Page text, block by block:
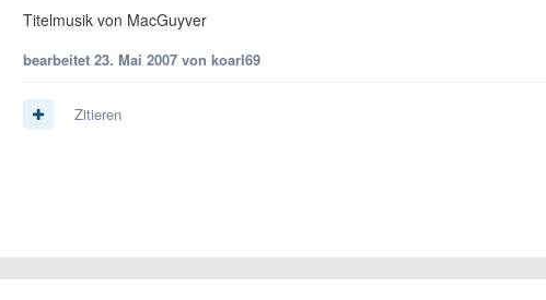
Titelmusik von MacGuyver
bearbeitet 23. Mai 2007 von koarl69
Zitieren